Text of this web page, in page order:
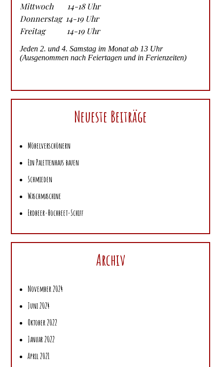
Mittwoch 14-18 Uhr
Donnerstag 14-19 Uhr
Freitag 14-19 Uhr
Jeden 2. und 4. Samstag im Monat ab 13 Uhr
(Ausgenommen nach Feiertagen und in Ferienzeiten)
Neueste Beiträge
Möbelverschönern
Ein Palettenhaus bauen
Schmieden
Waschmaschine
Erdbeer-Hochbeet-Schiff
Archiv
November 2024
Juni 2024
Oktober 2022
Januar 2022
April 2021